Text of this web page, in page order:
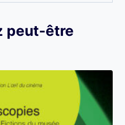
peut-être